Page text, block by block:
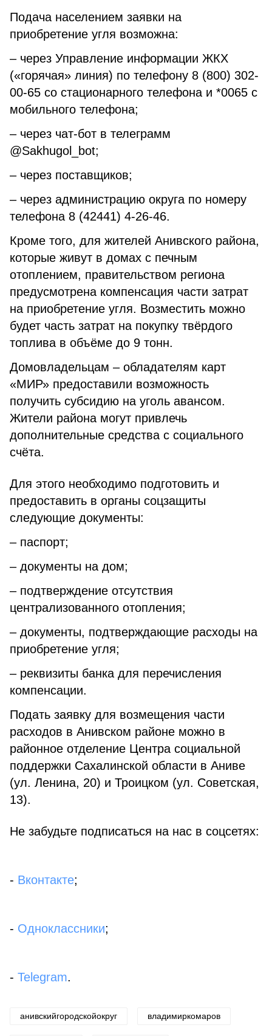
Подача населением заявки на
приобретение угля возможна:
– через Управление информации ЖКХ
(«горячая» линия) по телефону 8 (800) 302-
00-65 со стационарного телефона и *0065 с
мобильного телефона;
– через чат-бот в телеграмм
@Sakhugol_bot;
– через поставщиков;
– через администрацию округа по номеру
телефона 8 (42441) 4-26-46.
Кроме того, для жителей Анивского района,
которые живут в домах с печным
отоплением, правительством региона
предусмотрена компенсация части затрат
на приобретение угля. Возместить можно
будет часть затрат на покупку твёрдого
топлива в объёме до 9 тонн.
Домовладельцам – обладателям карт
«МИР» предоставили возможность
получить субсидию на уголь авансом.
Жители района могут привлечь
дополнительные средства с социального
счёта.
Для этого необходимо подготовить и
предоставить в органы соцзащиты
следующие документы:
– паспорт;
– документы на дом;
– подтверждение отсутствия
централизованного отопления;
– документы, подтверждающие расходы на
приобретение угля;
– реквизиты банка для перечисления
компенсации.
Подать заявку для возмещения части
расходов в Анивском районе можно в
районное отделение Центра социальной
поддержки Сахалинской области в Аниве
(ул. Ленина, 20) и Троицком (ул. Советская,
13).
Не забудьте подписаться на нас в соцсетях:
- Вконтакте;
- Одноклассники;
- Telegram.
анивскийгородскойокруг владимиркомаров